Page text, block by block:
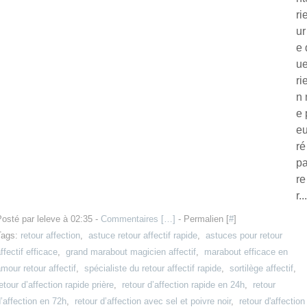
ur
e
n
e
ré
pa
re
r...
par leleve à 02:35 - Commentaires […] - Permalien [#]
retour affection, astuce retour affectif rapide, astuces pour retour
efficace, grand marabout magicien affectif, marabout efficace en
retour affectif, spécialiste du retour affectif rapide, sortilège affectif,
d’affection rapide prière, retour d’affection rapide en 24h, retour
en 72h, retour d’affection avec sel et poivre noir, retour d'affection